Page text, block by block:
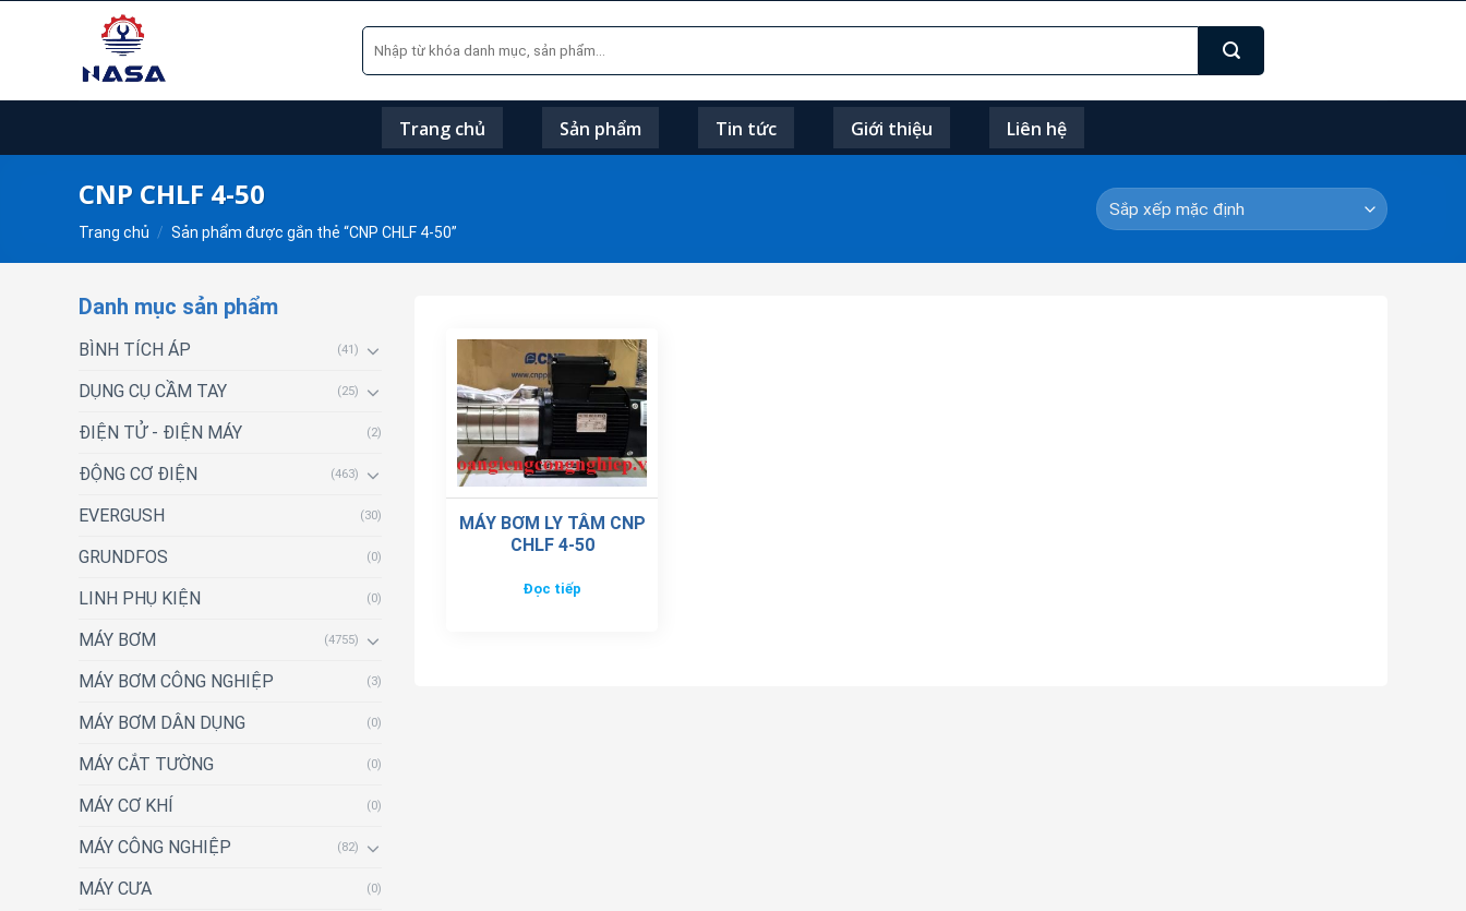
Tìm
kiếm:
Trang chủ Sản phẩm Tin tức Giới thiệu Liên hệ
CNP CHLF 4-50
Trang chủ / Sản phẩm được gắn thẻ “CNP CHLF 4-50”
Danh mục sản phẩm
BÌNH TÍCH ÁP (41)
DỤNG CỤ CẦM TAY (25)
ĐIỆN TỬ - ĐIỆN MÁY (2)
ĐỘNG CƠ ĐIỆN (463)
EVERGUSH (30)
GRUNDFOS (0)
LINH PHỤ KIỆN (0)
MÁY BƠM (4755)
MÁY BƠM CÔNG NGHIỆP (3)
MÁY BƠM DÂN DỤNG (0)
MÁY CẮT TƯỜNG (0)
MÁY CƠ KHÍ (0)
MÁY CÔNG NGHIỆP (82)
MÁY CƯA (0)
MÁY BƠM LY TÂM CNP
CHLF 4-50
Đọc tiếp